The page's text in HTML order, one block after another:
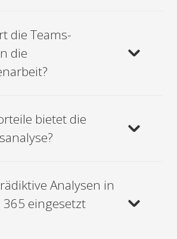
die Teams-
die
bietet die
Analysen in
365 eingesetzt